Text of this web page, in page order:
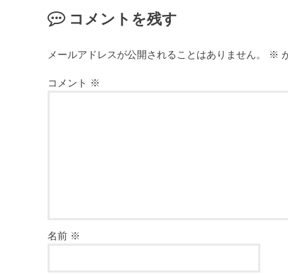
コメントを残す
メールアドレスが公開されることはありません。 ※
コメント ※
名前 ※